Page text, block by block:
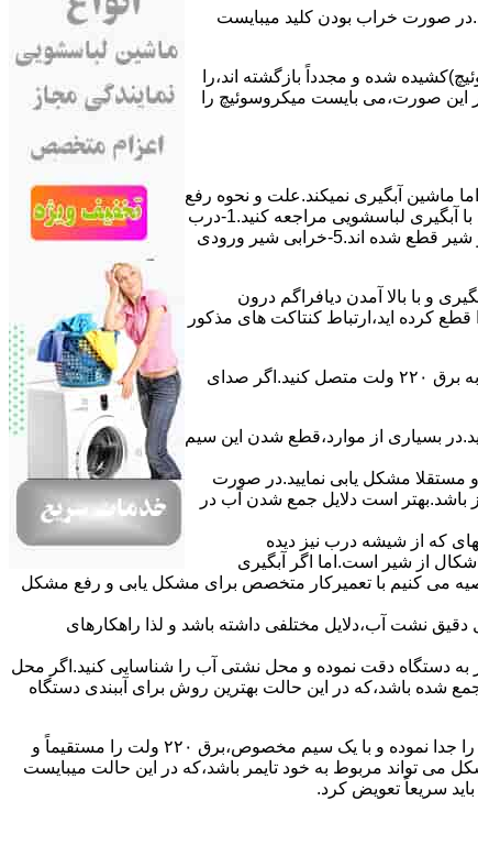
ﺻﻮرت ﺧﺮاب ﺑﻮدن ﮐﻠﯿﺪ میبایست
شده و مجدداً بازگشته اند،را
اﯾﻦ ﺻﻮرت،می بایست ﻣﯿﮑﺮوﺳﻮﺋﯿﭻ را
ﻣﺎﺷﯿﻦ آﺑﮕﯿﺮی نمیکند.ﻋﻠﺖ و نحوه رﻓﻊ
مشکل:آبگیری کند ماشین لباسشویی و یا آبگیر نکردن آن می تواند دلایل متفاوتی داشته باشد.برای مطالعه بیشتر می توانید به مشکلات مرتبط با آبگیری لباسشویی مراجعه کنید.1-درب
ﻣﺎﺷﯿﻦ ﺑﺎز اﺳﺖ.2-ﻣﯿﮑﺮوﺳﻮﺋﯿﭻ ﺧﺮاب اﺳﺖ.3-ﻫﯿﺪرواﺳﺘﺎت ﺧﺮاب اﺳﺖ.4-سیمهای راﺑﻂ ﺑﯿﻦ ﮐﻠﯿﺪ ﺗﺎﯾﻤﺮ لباسشویی،ﻣﯿﮑﺮوﺳﻮﺋﯿﭻ،ﻫﯿﺪرواﺳﺘﺎت و ﺷﯿﺮ ﻗﻄﻊ ﺷﺪه اند.5-خرابی شیر ورودی
رﻓﻊ:ﭘﺲ از اﺗﻤﺎم عمل آﺑﮕﯿﺮی و ﺑﺎ ﺑﺎﻻ آﻣﺪن دﯾﺎﻓﺮاﮔﻢ درون
ﺑﺮق ﻣﺎﺷﯿﻦ را ﻗﻄﻊ کرده اید،ارﺗﺒﺎط ﮐﻨﺘﺎﮐﺖ ﻫﺎی ﻣﺬﮐﻮر
۲٫ ﻣﻮﺗﻮر ﺗﺎﯾﻤﺮ لباسشویی ﺳﻮﺧﺘﻪ اﺳﺖ.نحوه رﻓﻊ:سیمهای ﺑﻮﺑﯿﻦ ﻣﻮﺗﻮر ﺗﺎﯾﻤﺮ ماشین لباسشویی را از ﺳﺎﯾﺮ قسمتهای ﻣﺪار ﺟﺪا کرده و مستقیماً ﺑﻪ برق ۲۲۰ وﻟﺖ ﻣﺘﺼﻞ کنید.اﮔﺮ ﺻﺪای
ﺑﺴﯿﺎری از موارد،ﻗﻄﻊ ﺷﺪن اﯾﻦ ﺳﯿﻢ
مستقلا مشکل یابی نمایید.در صورت
باشد.بهتر است دلایل جمع شدن آب در
ﮐﻪ از ﺷﯿﺸﻪ درب ﻧﯿﺰ دﯾﺪه
از شیر است.اما اگر آبگیری
می کنیم با تعمیرکار متخصص برای مشکل یابی و رفع مشکل
نشت آب،دلایل مختلفی داشته باشد و لذا راهکارهای
دستگاه دقت نموده و ﻣﺤﻞ نشتی آب را ﺷﻨﺎﺳﺎﯾﯽ کنید.اﮔﺮ ﻣﺤﻞ
ﺑﺎﺷﺪ،ﮐﻪ در این حالت بهترین روش برای آببندی دستگاه
مشکل ۷:ﻫﯿﺘﺮ لباسشویی آب را ﮔﺮم نمیکند.نحوه رﻓﻊ:ﻫﻤﺎﻧﻨﺪ ﮔﺬﺷﺘﻪ بهمنظور اﻓﺰاﯾﺶ ﺳﺮﻋﺖ ﻋﻤﻞ در مشکلیابی،بهتر است سیمهای راﺑﻂ ﻫﯿﺘﺮ را ﺟﺪا ﻧﻤﻮده و ﺑﺎ ﯾﮏ ﺳﯿﻢ ﻣﺨﺼﻮص،برق ۲۲۰ ولت را مستقیماً و
می تواند مربوط به ﺧﻮد ﺗﺎﯾﻤﺮ باشد،ﮐﻪ در این حالت میبایست
سریعاً ﺗﻌﻮﯾﺾ کرد.